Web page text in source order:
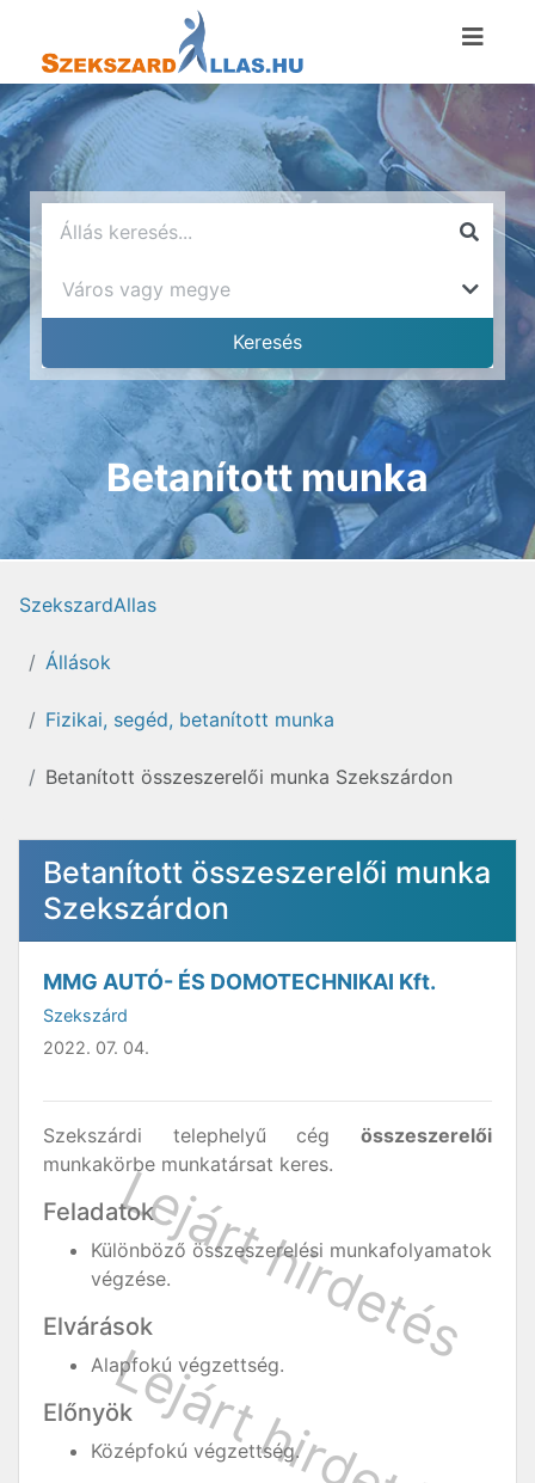
Betanított munka
SzekszardAllas
Állások
Fizikai, segéd, betanított munka
Betanított összeszerelői munka Szekszárdon
Betanított összeszerelői munka
Szekszárdon
MMG AUTÓ- ÉS DOMOTECHNIKAI Kft.
Szekszárd
2022. 07. 04.
Szekszárdi telephelyű cég összeszerelői
munkakörbe munkatársat keres.
Feladatok
Különböző összeszerelési munkafolyamatok
végzése.
Elvárások
Alapfokú végzettség.
Előnyök
Középfokú végzettség.